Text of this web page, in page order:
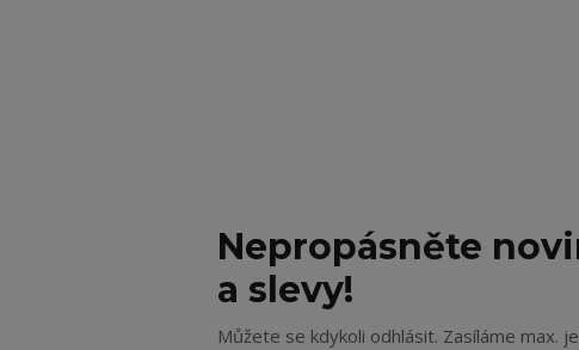
Nepropásněte
a slevy!
Můžete se kdykoli odhlásit. Zasíláme max.